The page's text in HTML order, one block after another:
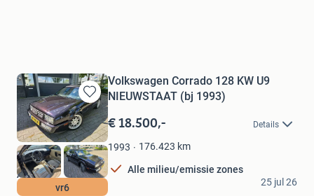
Bewaren
in
Mijn
Favorieten
vr6
Volkswagen Corrado 128 KW U9
NIEUWSTAAT (bj 1993)
€ 18.500,- Details
1993 176.423 km
Alle milieu/emissie zones
A.R.K.
Harmelen
25 jul 26